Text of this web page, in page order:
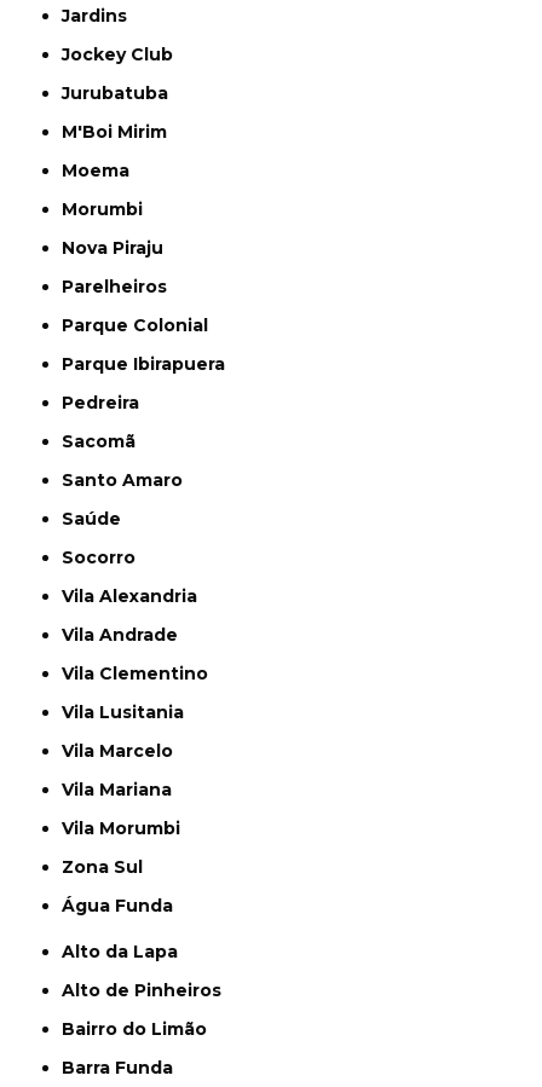
Jardins
Jockey Club
Jurubatuba
M'Boi Mirim
Moema
Morumbi
Nova Piraju
Parelheiros
Parque Colonial
Parque Ibirapuera
Pedreira
Sacomã
Santo Amaro
Saúde
Socorro
Vila Alexandria
Vila Andrade
Vila Clementino
Vila Lusitania
Vila Marcelo
Vila Mariana
Vila Morumbi
Zona Sul
Água Funda
Alto da Lapa
Alto de Pinheiros
Bairro do Limão
Barra Funda